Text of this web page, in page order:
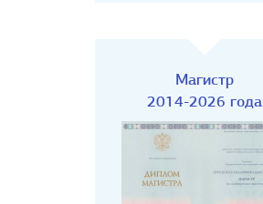
Магистр
2014-2026 года